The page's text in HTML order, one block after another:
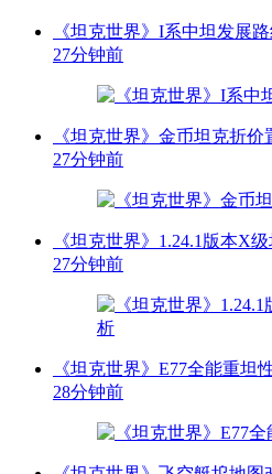
《坦克世界》I系中坦发展
27分钟前
《坦克世界》金币坦克折价
27分钟前
《坦克世界》1.24.1版本X
27分钟前
《坦克世界》E77全能重坦
28分钟前